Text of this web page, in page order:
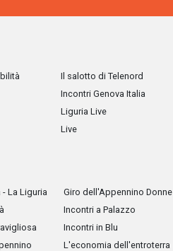
Il salotto di Telenord
Incontri Genova Italia
Liguria Live
Live
- La Liguria
Giro dell'Appennino Donne
Incontri a Palazzo
Incontri in Blu
L'economia dell'entroterra